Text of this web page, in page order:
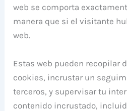
web se comporta
manera que si el visitante
web.
Estas web pueden recopilar
cookies, incrustar un
terceros, y supervisar tu
contenido incrustado,